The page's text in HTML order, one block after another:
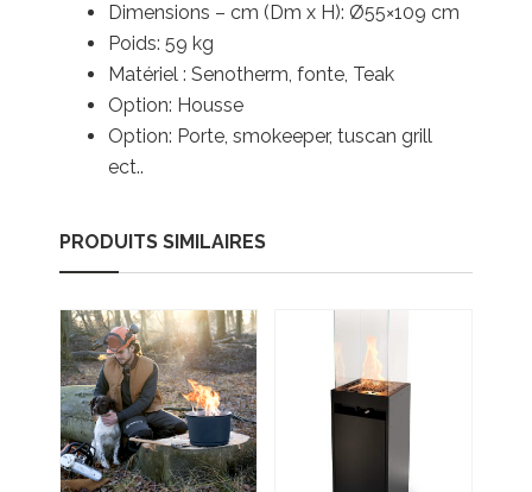
Dimensions – cm (Dm x H): Ø55×109 cm
Poids: 59 kg
Matériel : Senotherm, fonte, Teak
Option: Housse
Option: Porte, smokeeper, tuscan grill
ect..
PRODUITS SIMILAIRES